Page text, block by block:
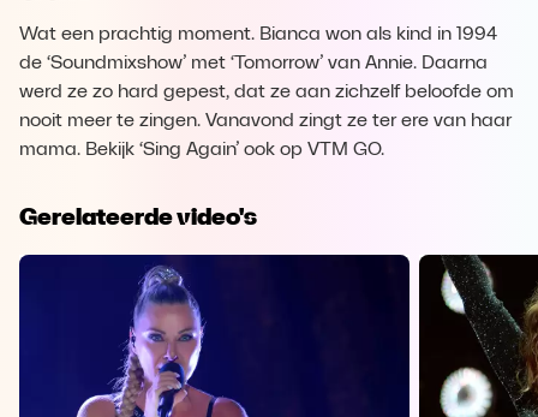
Wat een prachtig moment. Bianca won als kind in 1994
de ‘Soundmixshow’ met ‘Tomorrow’ van Annie. Daarna
werd ze zo hard gepest, dat ze aan zichzelf beloofde om
nooit meer te zingen. Vanavond zingt ze ter ere van haar
mama. Bekijk ‘Sing Again’ ook op VTM GO.
Gerelateerde video's